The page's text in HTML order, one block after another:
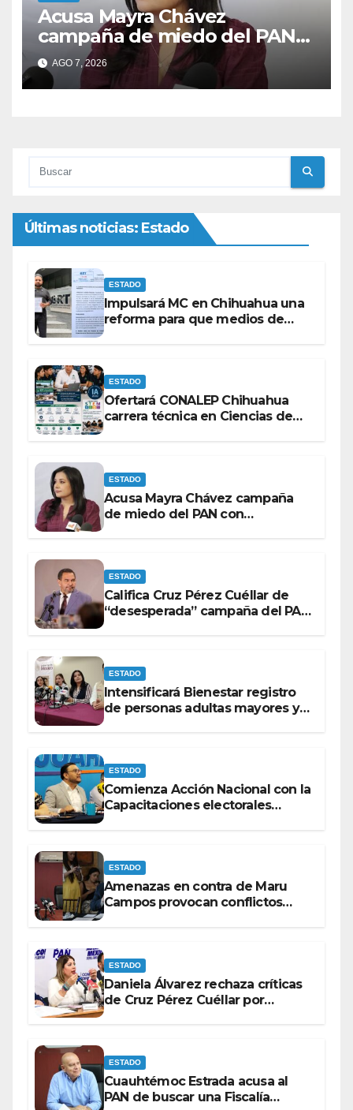
Acusa Mayra Chávez
campaña de miedo del PAN
con espectaculares contra
Morena
AGO 7, 2026
Últimas noticias: Estado
ESTADO
Impulsará MC en Chihuahua una
reforma para que medios de
ESTADO
Ofertará CONALEP Chihuahua
carrera técnica en Ciencias de
ESTADO
Acusa Mayra Chávez campaña
de miedo del PAN con
ESTADO
Califica Cruz Pérez Cuéllar de
“desesperada” campaña del PAN
ESTADO
Intensificará Bienestar registro
de personas adultas mayores y
ESTADO
Comienza Acción Nacional con la
Capacitaciones electorales
ESTADO
Amenazas en contra de Maru
Campos provocan conflictos
ESTADO
Daniela Álvarez rechaza críticas
de Cruz Pérez Cuéllar por
ESTADO
Cuauhtémoc Estrada acusa al
PAN de buscar una Fiscalía